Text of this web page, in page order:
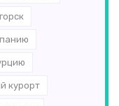
курорт